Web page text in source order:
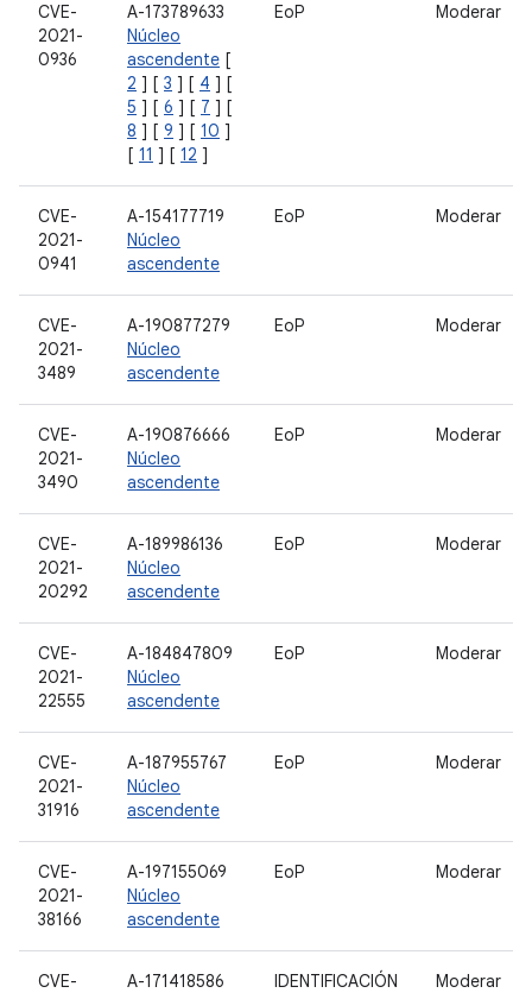
CVE-
2021-
0936
A-173789633
Núcleo
ascendente [
2 ] [ 3 ] [ 4 ] [
5 ] [ 6 ] [ 7 ] [
8 ] [ 9 ] [ 10 ]
[ 11 ] [ 12 ]
EoP Moderar
CVE-
2021-
0941
A-154177719
Núcleo
ascendente
EoP Moderar
CVE-
2021-
3489
A-190877279
Núcleo
ascendente
EoP Moderar
CVE-
2021-
3490
A-190876666
Núcleo
ascendente
EoP Moderar
CVE-
2021-
20292
A-189986136
Núcleo
ascendente
EoP Moderar
CVE-
2021-
22555
A-184847809
Núcleo
ascendente
EoP Moderar
CVE-
2021-
31916
A-187955767
Núcleo
ascendente
EoP Moderar
CVE-
2021-
38166
A-197155069
Núcleo
ascendente
EoP Moderar
CVE-
A-171418586
IDENTIFICACIÓN Moderar